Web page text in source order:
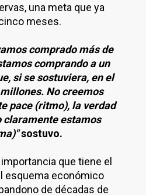
una meta que ya
meses.
comprado más de
comprando a un
si se sostuviera, en el
No creemos
pace (ritmo), la verdad
claramente estamos
sostuvo.
que tiene el
esquema económico
de décadas de